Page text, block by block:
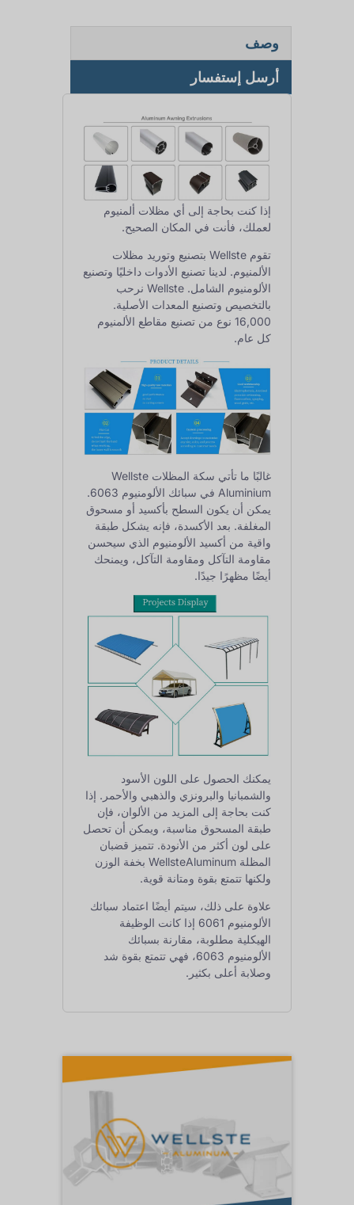
وصف
أرسل إستفسار
إذا كنت بحاجة إلى أي مظلات ألمنيوم
لعملك، فأنت في المكان الصحيح.
تقوم Wellste بتصنيع وتوريد مظلات
الألمنيوم. لدينا تصنيع الأدوات داخليًا وتصنيع
الألومنيوم الشامل. Wellste نرحب
بالتخصيص وتصنيع المعدات الأصلية.
16,000 نوع من تصنيع مقاطع الألمنيوم
كل عام.
غالبًا ما تأتي سكة المظلات Wellste
Aluminium في سبائك الألومنيوم 6063.
يمكن أن يكون السطح بأكسيد أو مسحوق
المغلفة. بعد الأكسدة، فإنه يشكل طبقة
واقية من أكسيد الألومنيوم الذي سيحسن
مقاومة التآكل ومقاومة التآكل، ويمنحك
أيضًا مظهرًا جيدًا.
يمكنك الحصول على اللون الأسود
والشمبانيا والبرونزي والذهبي والأحمر. إذا
كنت بحاجة إلى المزيد من الألوان، فإن
طبقة المسحوق مناسبة، ويمكن أن تحصل
على لون أكثر من الأنودة. تتميز قضبان
المظلة WellsteAluminum بخفة الوزن
ولكنها تتمتع بقوة ومتانة قوية.
علاوة على ذلك، سيتم أيضًا اعتماد سبائك
الألومنيوم 6061 إذا كانت الوظيفة
الهيكلية مطلوبة، مقارنة بسبائك
الألومنيوم 6063، فهي تتمتع بقوة شد
وصلابة أعلى بكثير.